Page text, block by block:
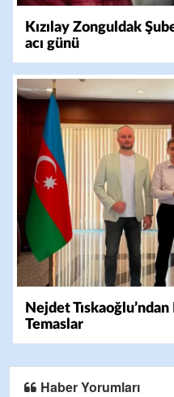
Kızılay Zonguldak
acı günü
Nejdet
Temaslar
Haber Yorumları